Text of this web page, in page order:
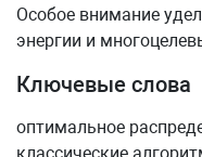
Особое внимание
энергии и
Ключевые слова
оптимальное
классические